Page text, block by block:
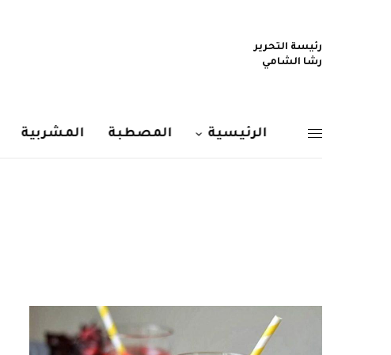
رئيسة التحرير
رشا الشامي
الرئيسية المصطبة المشربية